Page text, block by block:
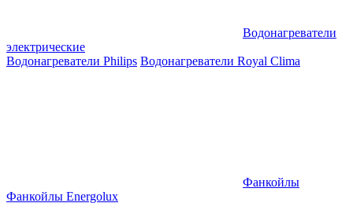
Водонагреватели
электрические
Водонагреватели Philips Водонагреватели Royal Clima
Фанкойлы
Фанкойлы Energolux